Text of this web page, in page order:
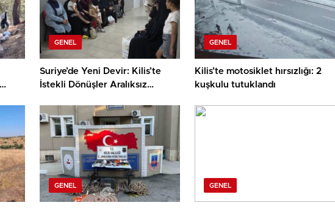
GENEL
Suriye’de Yeni Devir: Kilis’te
İstekli Dönüşler Aralıksız
GENEL
Kilis’te motosiklet hırsızlığı: 2
kuşkulu tutuklandı
GENEL GENEL